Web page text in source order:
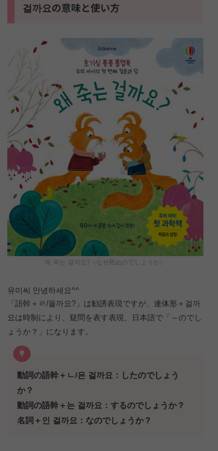
걸까요の意味と使い方
왜 죽는 걸까요?（なぜ死ぬのでしょうか）
유미씨 안녕하세요^^
「語幹＋ㄹ/을까요?」は勧誘表現ですが、連体形＋걸까
요は時制により、疑問を表す表現、日本語で「～のでし
ょうか？」になります。
動詞の語幹＋ㄴ/은 걸까요：したのでしょう
か？
動詞の語幹＋는 걸까요：するのでしょうか？
名詞＋인 걸까요：なのでしょうか？